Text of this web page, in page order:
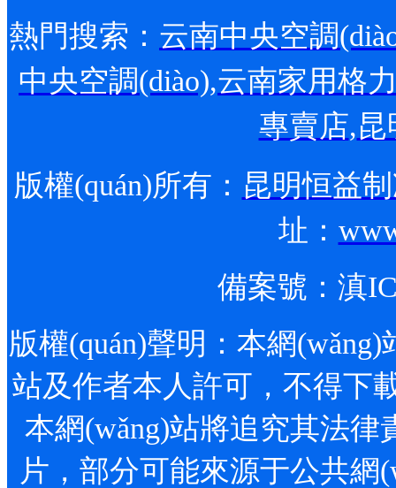
熱門搜索： 云南中央空調
中央空調(diào),云南家用格
專賣店,昆
版權(quán)所有： 昆明恒益
址：
備案號： 滇
版權(quán)聲明：本網
站及作者本人許可，不得下載
本網(wǎng)站將追究其法律
片，部分可能來源于公共